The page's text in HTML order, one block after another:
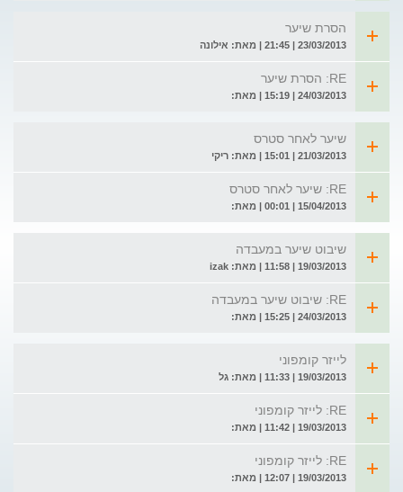
הסרת שיער
23/03/2013 | 21:45 | מאת: אילונה
RE: הסרת שיער
24/03/2013 | 15:19 | מאת:
שיער לאחר סטרס
21/03/2013 | 15:01 | מאת: ריקי
RE: שיער לאחר סטרס
15/04/2013 | 00:01 | מאת:
שיבוט שיער במעבדה
19/03/2013 | 11:58 | מאת: izak
RE: שיבוט שיער במעבדה
24/03/2013 | 15:25 | מאת:
לייזר קומפוני
19/03/2013 | 11:33 | מאת: גל
RE: לייזר קומפוני
19/03/2013 | 11:42 | מאת:
RE: לייזר קומפוני
19/03/2013 | 12:07 | מאת: